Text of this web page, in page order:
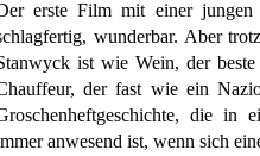
erste Film mit einer
wunderbar. Aber
ist wie Wein, der
der fast wie ein
die in
anwesend ist, wenn sich